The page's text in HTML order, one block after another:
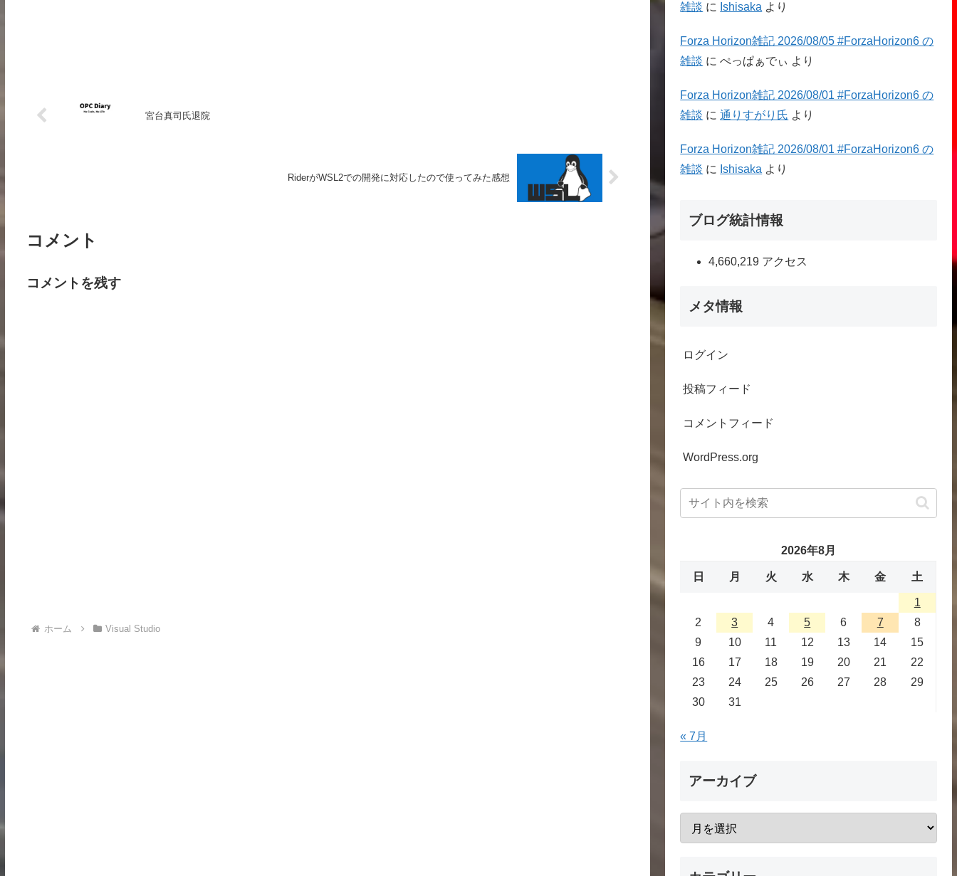
宮台真司氏退院
RiderがWSL2での開発に対応したので使ってみた感想
コメント
コメントを残す
ホーム Visual Studio
雑談 に Ishisaka より
Forza Horizon雑記 2026/08/05 #ForzaHorizon6 の
雑談 にぺっぱぁでぃ より
Forza Horizon雑記 2026/08/01 #ForzaHorizon6 の
雑談 に通りすがり氏 より
Forza Horizon雑記 2026/08/01 #ForzaHorizon6 の
雑談 に Ishisaka より
ブログ統計情報
4,660,219 アクセス
メタ情報
ログイン
投稿フィード
コメントフィード
WordPress.org
2026年8月
日 月 火 水 木 金 土
1
2
3 4 5 6 7
8
9
10 11 12 13 14
15
16
17 18 19 20 21
22
23
24 25 26 27 28
29
30
31
« 7月
アーカイブ